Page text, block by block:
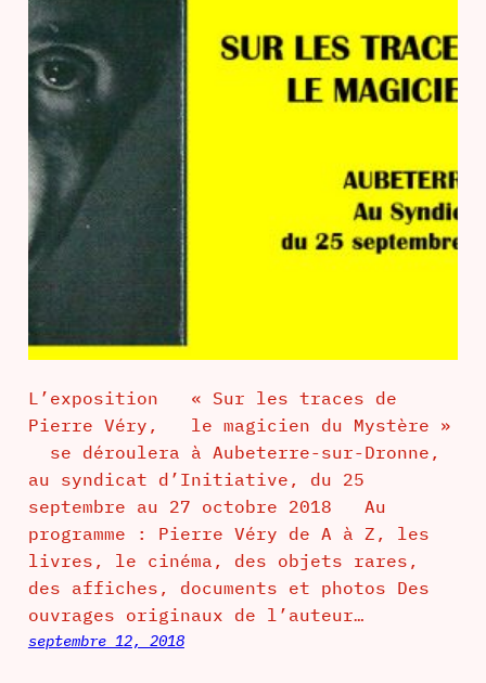
L’exposition « Sur les traces de
Pierre Véry, le magicien du Mystère »
se déroulera à Aubeterre-sur-Dronne,
au syndicat d’Initiative, du 25
septembre au 27 octobre 2018 Au
programme : Pierre Véry de A à Z, les
livres, le cinéma, des objets rares,
des affiches, documents et photos Des
ouvrages originaux de l’auteur…
septembre 12, 2018